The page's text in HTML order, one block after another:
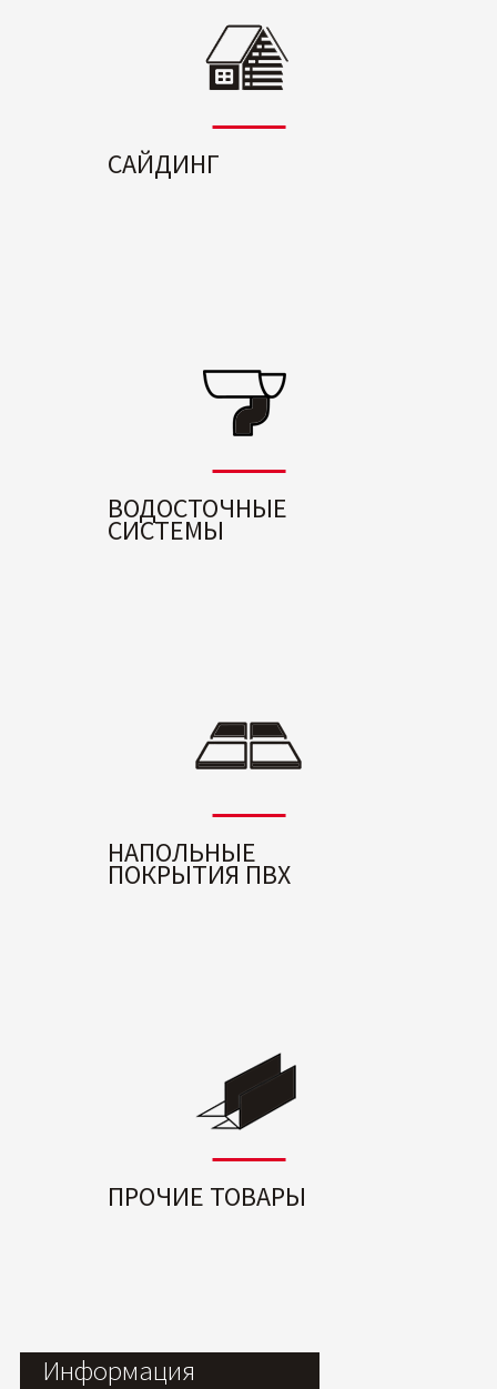
САЙДИНГ
ВОДОСТОЧНЫЕ
СИСТЕМЫ
НАПОЛЬНЫЕ
ПОКРЫТИЯ ПВХ
ПРОЧИЕ ТОВАРЫ
Информация